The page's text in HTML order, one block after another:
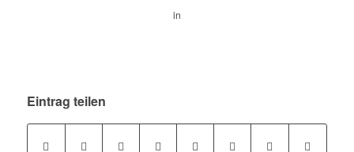
in
Eintrag teilen